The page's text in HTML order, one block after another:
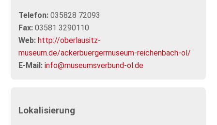
Telefon: 035828 72093
Fax: 03581 3290110
Web: http://oberlausitz-
museum.de/ackerbuergermuseum-reichenbach-ol/
E-Mail: info@museumsverbund-ol.de
Lokalisierung